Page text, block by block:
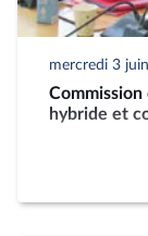
mercredi 3
Commission
hybride et